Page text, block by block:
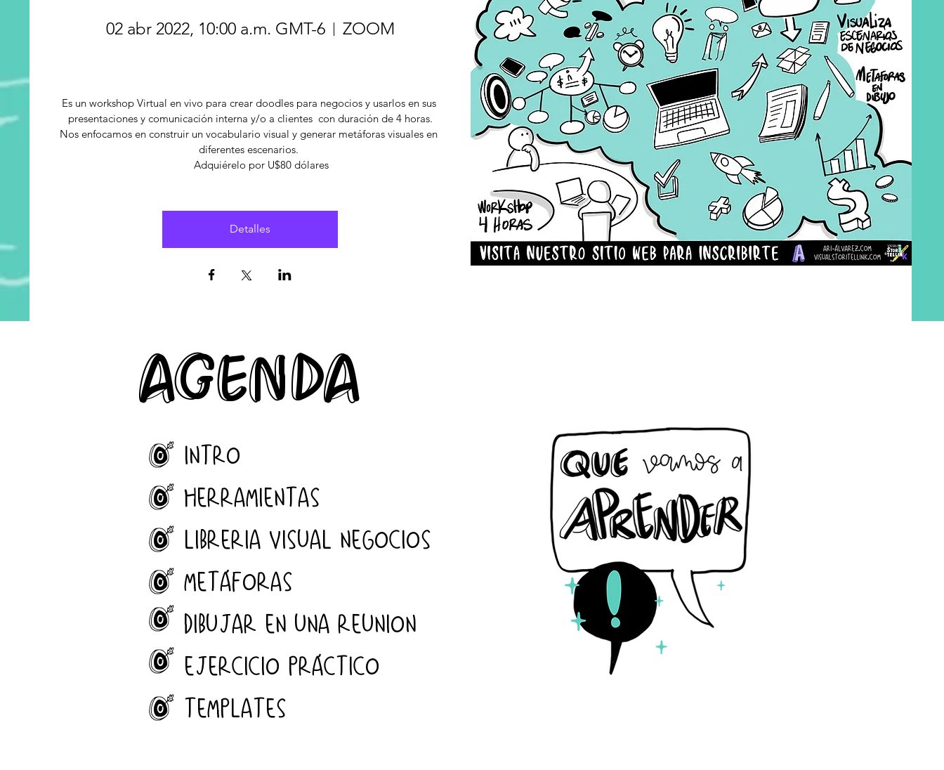
02 abr 2022, 10:00 a.m. GMT-6 ZOOM
Es un workshop Virtual en vivo para crear doodles para negocios y usarlos en sus
presentaciones y comunicación interna y/o a clientes  con duración de 4 horas.
Nos enfocamos en construir un vocabulario visual y generar metáforas visuales en
diferentes escenarios.
        Adquiérelo por U$80 dólares
Detalles
agenda
J
J
J
J
J
J
J
INTRO
HERRAMIENTAS
LIBRERIA VISUAL NEGOCIOS
METÁFORAS
DIBUJAR EN UNA REUNION
EJERCICIO PRÁCTICO
TEMPLATES